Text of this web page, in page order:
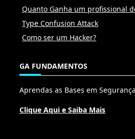
Quanto Ganha um profissional
Type Confusion Attack
Como ser um Hacker?
GA FUNDAMENTOS
Aprendas as Bases em
Clique Aqui e Saiba Mais